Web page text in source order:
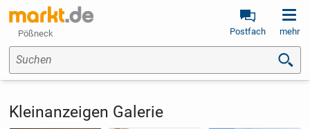
Pößneck Postfach mehr
Suchen
Kleinanzeigen Galerie